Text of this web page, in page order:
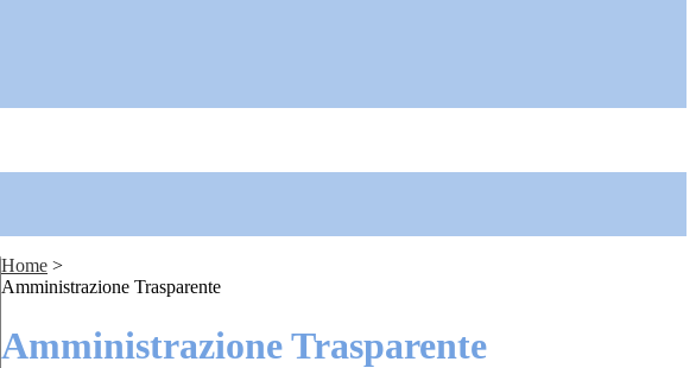
Home >
Amministrazione Trasparente
Amministrazione Trasparente